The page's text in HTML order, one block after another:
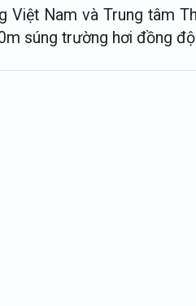
Nam và Trung tâm
súng trường hơi đồng